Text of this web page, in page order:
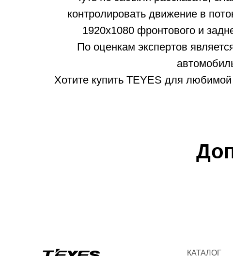
контролировать движение в
1920x1080 фронтового и
По оценкам экспертов
Хотите купить TEYES для
КАТАЛОГ